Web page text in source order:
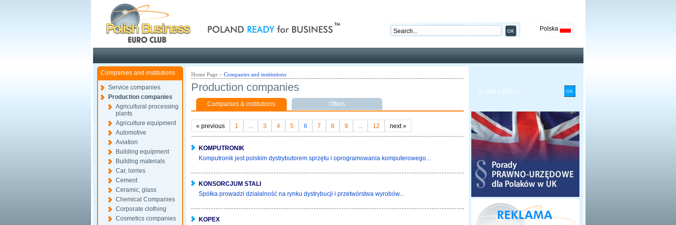
Polska
Companies and institutions
Service companies
Production companies
Agricultural processing
plants
Agriculture equipment
Automotive
Aviation
Building equipment
Building materials
Car, lorries
Cement
Ceramic, glass
Chemical Companies
Corporate clothing
Cosmetics companies
Home Page» Companies and institutions
Production companies
Companies & institutions Offers
« previous 1 3 4 5 6 7 8 9 12 next»
KOMPUTRONIK
Komputronik jest polskim dystrybutorem sprzętu i oprogramowania komputerowego...
KONSORCJUM STALI
Spółka prowadzi działalność na rynku dystrybucji i przetwórstwa wyrobów...
KOPEX